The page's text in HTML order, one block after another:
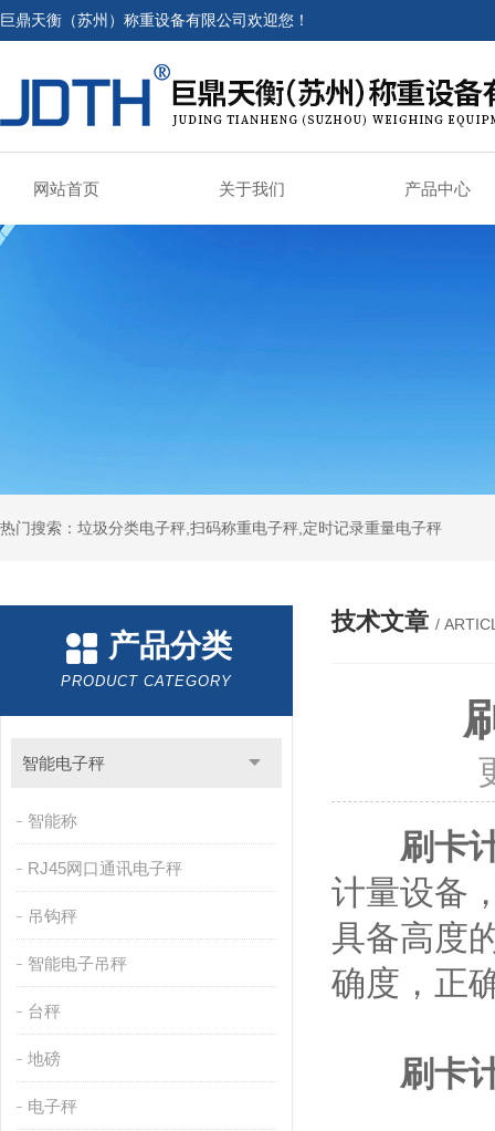
巨鼎天衡（苏州）称重设备有限公司欢迎您！
网站首页 关于我们 产品中心
热门搜索：垃圾分类电子秤,扫码称重电子秤,定时记录重量电子秤
产品分类
PRODUCT CATEGORY
智能电子秤
智能称
RJ45网口通讯电子秤
吊钩秤
智能电子吊秤
台秤
地磅
电子秤
技术文章 /
刷卡
计量设备
具备高度
确度，正
刷卡